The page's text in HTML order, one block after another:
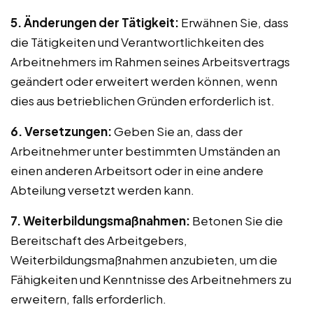
5. Änderungen der Tätigkeit: Erwähnen Sie, dass
die Tätigkeiten und Verantwortlichkeiten des
Arbeitnehmers im Rahmen seines Arbeitsvertrags
geändert oder erweitert werden können, wenn
dies aus betrieblichen Gründen erforderlich ist.
6. Versetzungen:Geben Sie an, dass der
Arbeitnehmer unter bestimmten Umständen an
einen anderen Arbeitsort oder in eine andere
Abteilung versetzt werden kann.
7. Weiterbildungsmaßnahmen: Betonen Sie die
Bereitschaft des Arbeitgebers,
Weiterbildungsmaßnahmen anzubieten, um die
Fähigkeiten und Kenntnisse des Arbeitnehmers zu
erweitern, falls erforderlich.